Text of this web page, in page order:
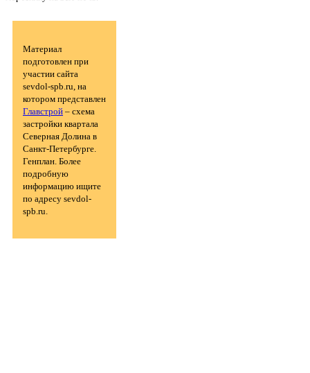
Материал
подготовлен при
участии сайта
sevdol-spb.ru, на
котором представлен
Главстрой – схема
застройки квартала
Северная Долина в
Санкт-Петербурге.
Генплан. Более
подробную
информацию ищите
по адресу sevdol-
spb.ru.